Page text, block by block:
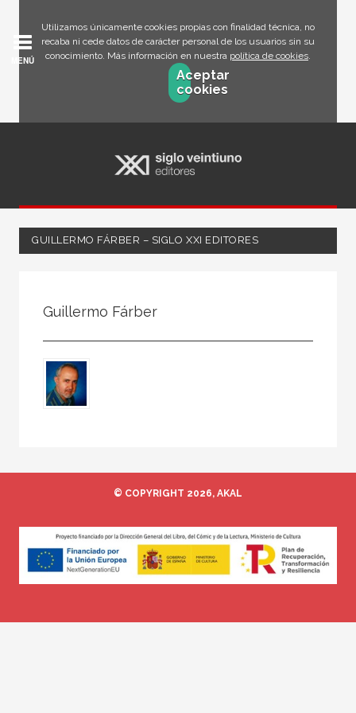
Utilizamos únicamente cookies propias con finalidad técnica, no
recaba ni cede datos de carácter personal de los usuarios sin su
conocimiento. Más información en nuestra política de cookies.
Aceptar
cookies
MENÚ
GUILLERMO FÁRBER – SIGLO XXI EDITORES
Guillermo Fárber
© COPYRIGHT 2026, AKAL